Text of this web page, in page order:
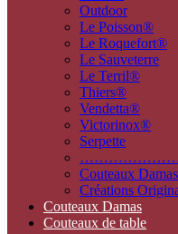
Outdoor
Le Poisson®
Le Roquefort®
Le Sauveterre
Le Terril®
Thiers®
Vendetta®
Victorinox®
Serpette
Couteaux Damas
Créations
Couteaux Damas
Couteaux de table